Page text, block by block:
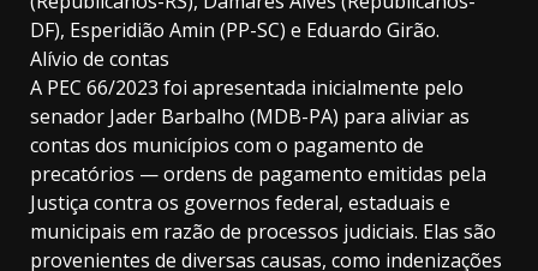
DF), Esperidião Amin (PP-SC) e Eduardo Girão.
Alívio de contas
A PEC 66/2023 foi apresentada inicialmente pelo
senador Jader Barbalho (MDB-PA) para aliviar as
contas dos municípios com o pagamento de
precatórios — ordens de pagamento emitidas pela
Justiça contra os governos federal, estaduais e
municipais em razão de processos judiciais. Elas são
provenientes de diversas causas, como indenizações